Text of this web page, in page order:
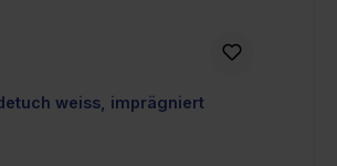
weiss, imprägniert